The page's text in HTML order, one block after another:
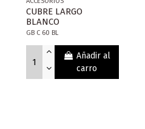
CUBRE LARGO
BLANCO
GB C 60 BL
Añadir al
carro